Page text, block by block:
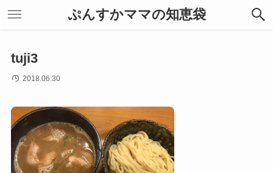
ぷんすかママの知恵袋
tuji3
2018.06.30